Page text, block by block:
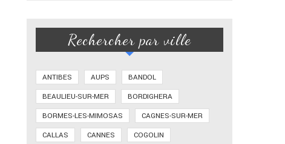
Rechercher par ville
ANTIBES AUPS
BANDOL
BEAULIEU-SUR-MER
BORDIGHERA
BORMES-LES-MIMOSAS
CAGNES-SUR-MER
CALLAS
CANNES
COGOLIN